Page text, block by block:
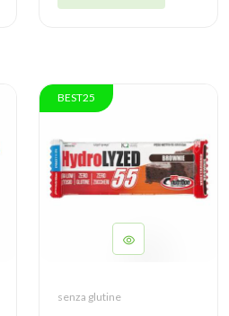
BEST25
senza glutine